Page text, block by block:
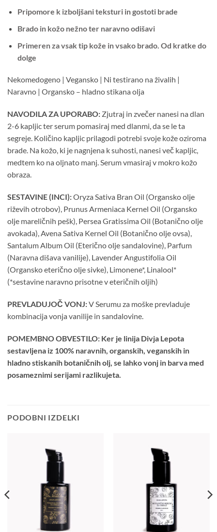
Pripomore k izboljšani teksturi in gostoti brade
Brado in kožo nežno ter naravno odišavi
Primeren za vsak tip kože in vsako brado. Od kratke do
dolge
Nekomedogeno | Vegansko | Ni testirano na živalih |
Naravno | Organsko – hladno stikana olja
NAVODILA ZA UPORABO: Zjutraj in zvečer nanesi na dlan
2-6 kapljic ter serum pomasiraj med dlanmi, da se le ta
segreje. Količino kapljic prilagodi potrebi svoje kože oziroma
brade. Na kožo, ki je nagnjena k suhosti, nanesi več kapljic,
medtem ko na oljnato manj. Serum vmasiraj v mokro kožo
obraza.
SESTAVINE (INCI):Oryza Sativa Bran Oil (Organsko olje
riževih otrobov), Prunus Armeniaca Kernel Oil (Organsko
olje mareličnih pešk), Persea Gratissima Oil (Botanično olje
avokada), Avena Sativa Kernel Oil (Botanično olje ovsa),
Santalum Album Oil (Eterično olje sandalovine), Parfum
(Naravna dišava vanilije), Lavender Angustifolia Oil
(Organsko eterično olje sivke), Limonene*, Linalool*
(*sestavine naravno prisotne v eteričnih oljih)
PREVLADUJOČ VONJ:V Serumu za moške prevladuje
kombinacija vonja vanilije in sandalovine.
POMEMBNO OBVESTILO: Ker je linija Divja Lepota
sestavljena iz 100% naravnih, organskih, veganskih in
hladno stiskanih botaničnih olj, se lahko vonj in barva med
posameznimi serijami razlikujeta.
PODOBNI IZDELKI